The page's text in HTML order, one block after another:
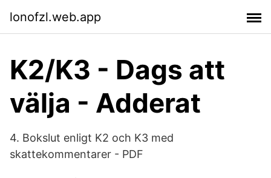
lonofzl.web.app
K2/K3 - Dags att
välja - Adderat
4. Bokslut enligt K2 och K3 med
skattekommentarer - PDF